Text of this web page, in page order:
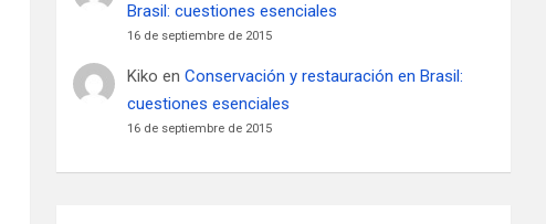
Brasil: cuestiones esenciales
16 de septiembre de 2015
Kiko enConservación y restauración en Brasil:
cuestiones esenciales
16 de septiembre de 2015